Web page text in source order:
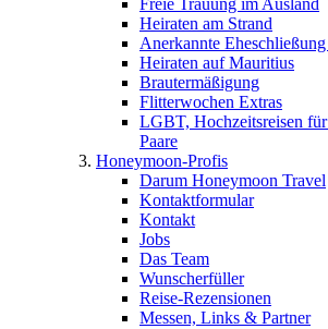
Freie Trauung im Ausland
Heiraten am Strand
Anerkannte
Heiraten auf Mauritius
Brautermäßigung
Flitterwochen Extras
LGBT, Hochzeitsreisen
Paare
Honeymoon-Profis
Darum Honeymoon Travel
Kontaktformular
Kontakt
Jobs
Das Team
Wunscherfüller
Reise-Rezensionen
Messen, Links & Partner